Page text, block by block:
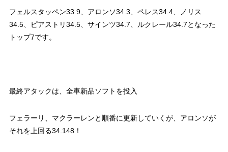
フェルスタッペン33.9、アロンソ34.3、ペレス34.4、ノリス
34.5、ピアストリ34.5、サインツ34.7、ルクレール34.7となった
トップ7です。
最終アタックは、全車新品ソフトを投入
フェラーリ、マクラーレンと順番に更新していくが、アロンソが
それを上回る34.148！